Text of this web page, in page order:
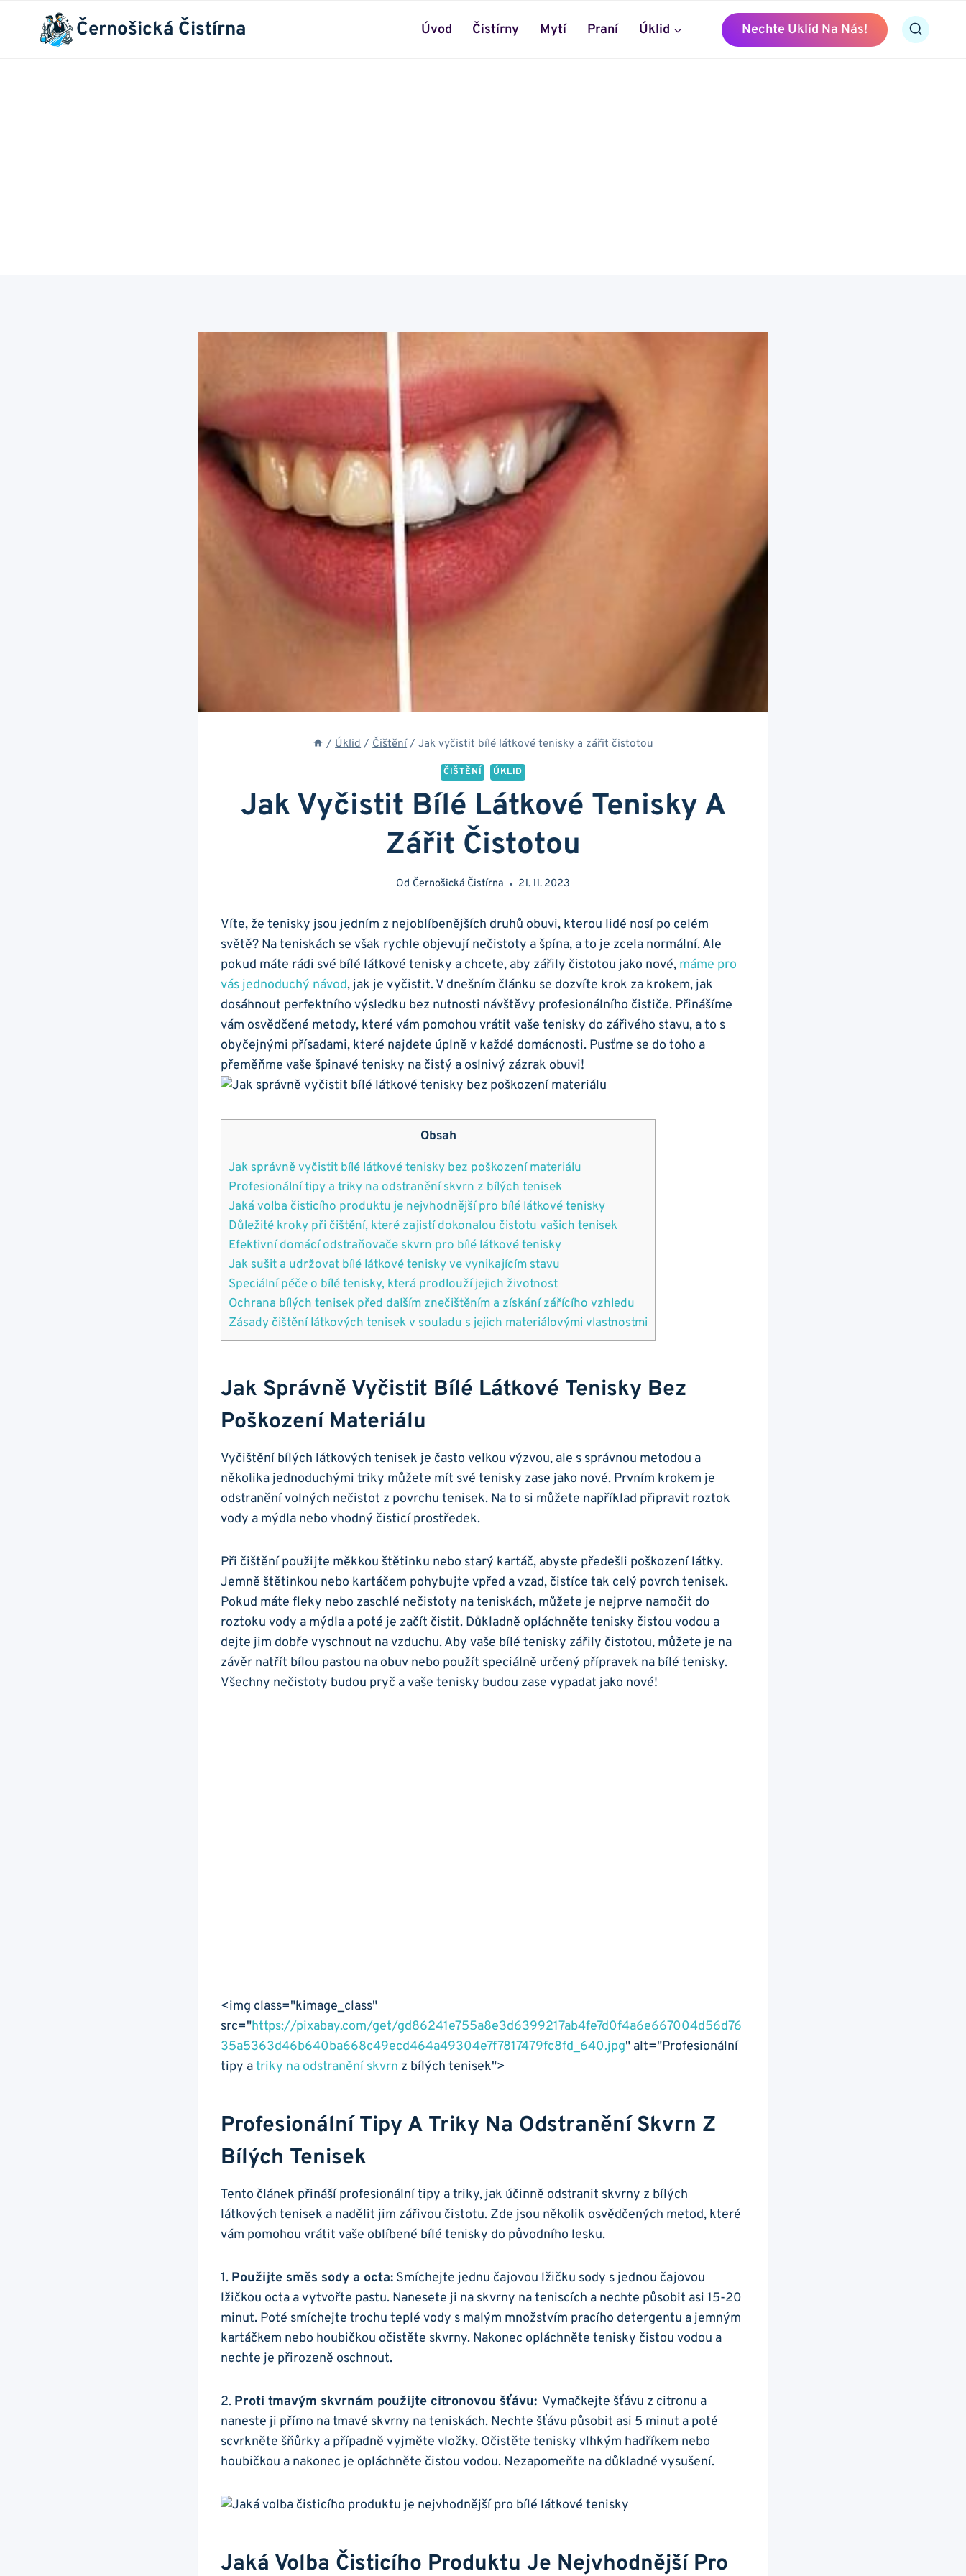
Černošická Čistírna Úvod Čistírny Mytí Praní Úklid Nechte Uklíd Na Nás!
/ Úklid / Čištění / Jak vyčistit bílé látkové tenisky a zářit čistotou
ČIŠTĚNÍ ÚKLID
Jak Vyčistit Bílé Látkové Tenisky A
Zářit Čistotou
Od Černošická Čistírna 21. 11. 2023
Víte, ⁣že tenisky jsou ‌jedním z nejoblíbenějších​ druhů ⁢obuvi, kterou lidé ⁤nosí po celém
světě? Na‍ teniskách‌ se však rychle objevují nečistoty a ⁣špína, ​a to je zcela normální. Ale
pokud máte rádi své bílé látkové tenisky a chcete, aby zářily⁤ čistotou jako‌ nové, máme pro
⁣vás jednoduchý návod, ⁢jak je vyčistit. ​V dnešním článku se ‍dozvíte​ krok za krokem, jak
dosáhnout perfektního výsledku bez nutnosti⁣ návštěvy profesionálního⁢ čističe. Přinášíme​
vám⁢ osvědčené ⁤metody, které vám pomohou vrátit vaše tenisky do zářivého stavu, a‌ to s
⁤obyčejnými přísadami,⁤ které najdete úplně ‌v každé⁣ domácnosti. Pusťme se do toho a
přeměňme vaše špinavé⁢ tenisky na čistý a ‍oslnivý zázrak obuvi!
Obsah
Jak správně vyčistit bílé látkové tenisky bez poškození‌ materiálu
Profesionální tipy ‍a triky ⁢na odstranění skvrn z bílých tenisek
Jaká volba⁢ čisticího​ produktu je ‍nejvhodnější pro⁢ bílé ⁣látkové tenisky
Důležité ⁢kroky ‍při čištění, které zajistí dokonalou​ čistotu vašich tenisek
Efektivní ⁤domácí odstraňovače skvrn pro ⁣bílé‍ látkové ⁤tenisky
Jak sušit a udržovat⁤ bílé látkové tenisky ve vynikajícím stavu
Speciální ​péče o ​bílé⁤ tenisky,‌ která prodlouží jejich životnost
Ochrana bílých tenisek před dalším znečištěním a získání zářícího vzhledu
Zásady ​čištění látkových tenisek ‌v souladu s‍ jejich ⁣materiálovými vlastnostmi
Jak Správně Vyčistit Bílé Látkové Tenisky Bez
Poškození‌ Materiálu
Vyčištění bílých látkových tenisek‌ je často velkou výzvou, ale s správnou metodou ⁣a
několika‌ jednoduchými ‍triky ​můžete mít své ​tenisky zase jako nové. Prvním krokem​ je
odstranění ‌volných nečistot z povrchu tenisek.⁤ Na⁢ to si můžete⁤ například připravit ⁢roztok
vody a mýdla nebo ‍vhodný‍ čisticí prostředek.
Při čištění použijte měkkou‍ štětinku nebo starý kartáč, abyste předešli ‍poškození ‍látky.
Jemně štětinkou nebo kartáčem pohybujte vpřed a vzad, čistíce tak​ celý povrch tenisek.
Pokud máte⁤ fleky nebo ⁣zaschlé ⁤nečistoty na teniskách, můžete je nejprve​ namočit do
roztoku vody a mýdla⁤ a poté je⁣ začít čistit. Důkladně⁢ opláchněte tenisky čistou vodou ‌a
dejte jim dobře vyschnout na vzduchu. Aby⁤ vaše‍ bílé⁢ tenisky zářily čistotou,‍ můžete⁤ je ‌na
závěr‍ natřít bílou pastou na obuv nebo použít speciálně určený ‍přípravek na bílé tenisky.
‍Všechny nečistoty ⁣budou pryč a vaše ⁣tenisky budou zase ⁤vypadat‌ jako⁢ nové!
<img class="kimage_class" ⁢
src="https://pixabay.com/get/gd86241e755a8e3d6399217ab4fe7d0f4a6e667004d56d76
35a5363d46b640ba668c49ecd464a49304e7f7817479fc8fd_640.jpg" ⁢alt="Profesionální
tipy atriky na odstranění skvrn z bílých tenisek">
Profesionální Tipy ‍a Triky ⁢na Odstranění Skvrn Z
Bílých Tenisek
Tento‍ článek‌ přináší profesionální tipy a triky, ⁢jak účinně⁢ odstranit skvrny ​z bílých
látkových tenisek​ a nadělit jim zářivou čistotu. Zde jsou několik osvědčených metod, které
vám pomohou vrátit vaše oblíbené bílé tenisky do původního lesku.
1. Použijte směs sody ‍a octa: Smíchejte jednu čajovou ⁢lžičku ⁤sody s ⁣jednou ⁤čajovou
lžičkou ⁣octa a vytvořte pastu. Nanesete ji ⁢na skvrny na teniscích a⁤ nechte působit asi 15-20
minut.⁤ Poté smíchejte trochu teplé vody s ​malým‍ množstvím ⁢pracího‌ detergentu a jemným
kartáčkem nebo‍ houbičkou očistěte skvrny. Nakonec opláchněte tenisky čistou vodou a
nechte ‍je přirozeně oschnout.
2. Proti tmavým ⁤skvrnám ​použijte citronovou šťávu: ⁤ Vymačkejte šťávu ⁢z citronu⁢ a
naneste ⁤ji přímo‌ na tmavé ‌skvrny na teniskách. Nechte šťávu působit asi 5 minut ‌a⁤ poté
scvrkněte‌ šňůrky a případně vyjměte vložky. Očistěte tenisky​ vlhkým hadříkem nebo
houbičkou a ⁣nakonec​ je opláchněte čistou vodou. Nezapomeňte‍ na ​důkladné vysušení.
Jaká Volba⁢ Čisticího​ Produktu Je ‍nejvhodnější Pro⁢